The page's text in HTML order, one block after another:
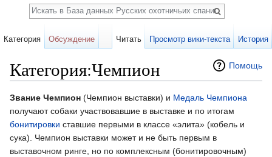
Помощь
Категория:Чемпион
Звание Чемпион (Чемпион выставки) и Медаль Чемпиона
получают собаки участвовавшие в выставке и по итогам
бонитировки ставшие первыми в классе «элита» (кобель и
сука). Чемпион выставки может и не быть первым в
выставочном ринге, но по комплексным (бонитировочным)
Категория Обсуждение Читать Просмотр вики-текста История
Поиск